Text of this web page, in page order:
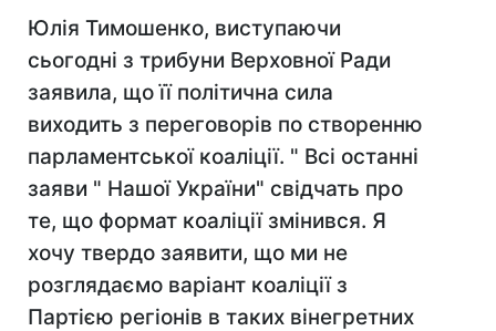
Юлія Тимошенко, виступаючи
сьогодні з трибуни Верховної Ради
заявила, що її політична сила
виходить з переговорів по створенню
парламентської коаліції. " Всі останні
заяви " Нашої України" свідчать про
те, що формат коаліції змінився. Я
хочу твердо заявити, що ми не
розглядаємо варіант коаліції з
Партією регіонів в таких вінегретних